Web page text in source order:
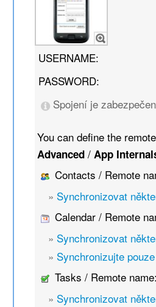
USERNAME:
PASSWORD:
Spojení je
You can define the
Advanced /App
Contacts / Remote
» Synchronizovat
Calendar / Remote
» Synchronizovat
» Synchronizujte
Tasks / Remote name:
» Synchronizovat